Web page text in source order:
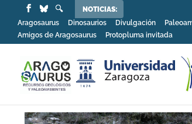
NOTICIAS:
Aragosaurus
Dinosaurios Divulgación
Amigos de Aragosaurus
Protopluma invitada